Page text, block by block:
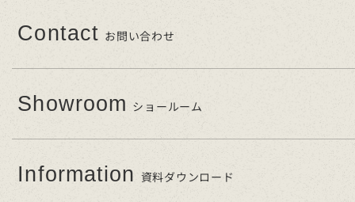
Contact お問い合わせ
Showroom ショールーム
Information 資料ダウンロード